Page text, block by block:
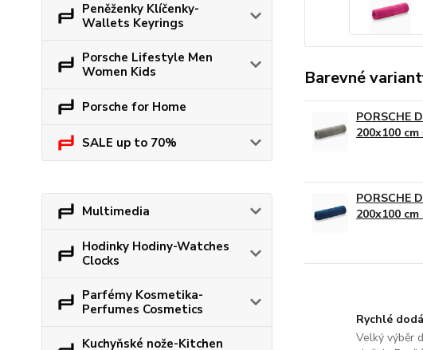
Peněženky Klíčenky-
Wallets Keyrings
Porsche Lifestyle Men
Women Kids
Porsche for Home
SALE up to 70%
Multimedia
Hodinky Hodiny-Watches
Clocks
Parfémy Kosmetika-
Perfumes Cosmetics
Kuchyňské nože-Kitchen
Barevné
PORSCHE
200x100 cm
PORSCHE
200x100
Rychlé
Velký výběr